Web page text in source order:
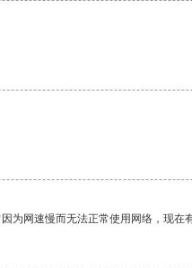
网速慢而无法正常使用网络，现在